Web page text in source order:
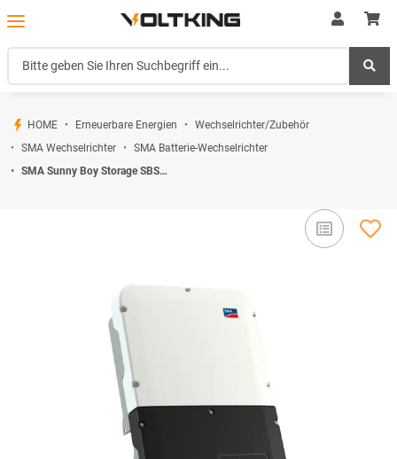
HOME Erneuerbare Energien
Wechselrichter/Zubehör
SMA Wechselrichter
SMA Batterie-Wechselrichter
SMA Sunny Boy Storage SBS 5.0-10 Batteriewechselrichter 5kW ohne WLAN